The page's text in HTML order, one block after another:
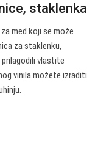
staklenka
med koji se može
za staklenku,
vlastite
vinila možete izraditi